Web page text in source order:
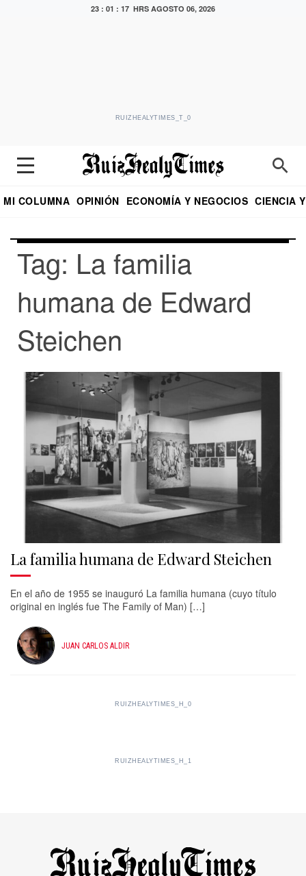
23 : 01 : 17 HRS AGOSTO 06, 2026
RUIZHEALYTIMES_T_0
MI COLUMNA OPINIÓN ECONOMÍA Y NEGOCIOS CIENCIA
Tag: La familia
humana de Edward
Steichen
La familia humana de Edward Steichen
En el año de 1955 se inauguró La familia humana (cuyo título
original en inglés fue The Family of Man) […]
JUAN CARLOS ALDIR
RUIZHEALYTIMES_H_0
RUIZHEALYTIMES_H_1